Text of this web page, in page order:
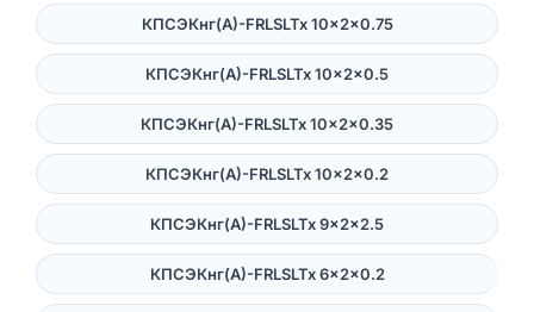
КПСЭКнг(А)-FRLSLTx 10×2×0.75
КПСЭКнг(А)-FRLSLTx 10×2×0.5
КПСЭКнг(А)-FRLSLTx 10×2×0.35
КПСЭКнг(А)-FRLSLTx 10×2×0.2
КПСЭКнг(А)-FRLSLTx 9×2×2.5
КПСЭКнг(А)-FRLSLTx 6×2×0.2